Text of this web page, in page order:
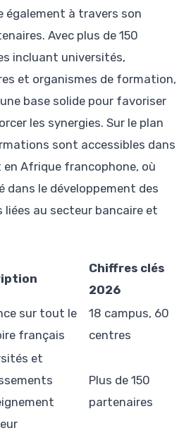
également à travers son
Avec plus de 150
incluant universités,
et organismes de formation,
base solide pour favoriser
les synergies. Sur le plan
sont accessibles dans
Afrique francophone, où
dans le développement des
liées au secteur bancaire et
Chiffres clés
2026
sur tout le
français
18 campus, 60
centres
et
Plus de 150
partenaires